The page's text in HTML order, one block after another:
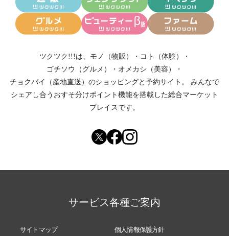
ツクツク!!!は、 モノ（物販） ・ コト（体験）
・
ゴチソウ（グルメ）
・ オメカシ（美容）
・
チョクバイ（産地直送） のショッピングと予約サイト。
みんなで
シェアし合う おすそ分けポイント機能を搭載した総合マーケット
プレイスです。
サービス各種ご案内
サイトマップ
個人情報保護方針